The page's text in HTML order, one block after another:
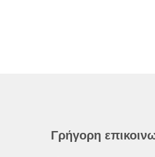
Γρήγορη